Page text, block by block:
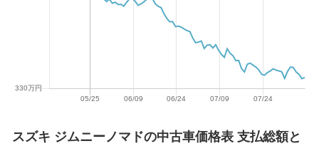
スズキ ジムニーノマドの中古車価格表 支払総額と